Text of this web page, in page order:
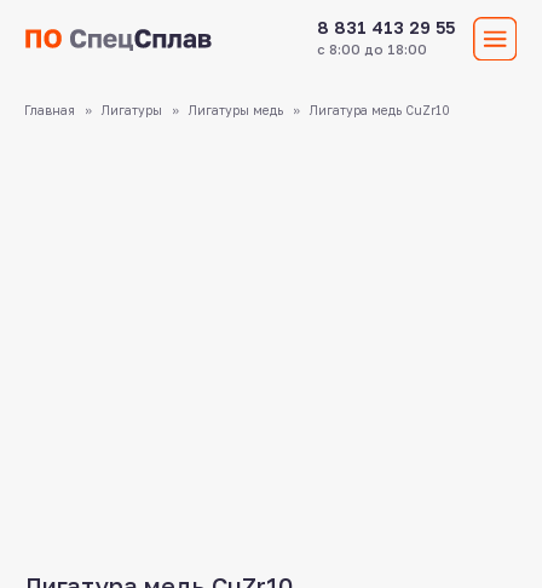
8 831 413 29 55
Главная Лигатуры Лигатуры медь Лигатура медь CuZr10